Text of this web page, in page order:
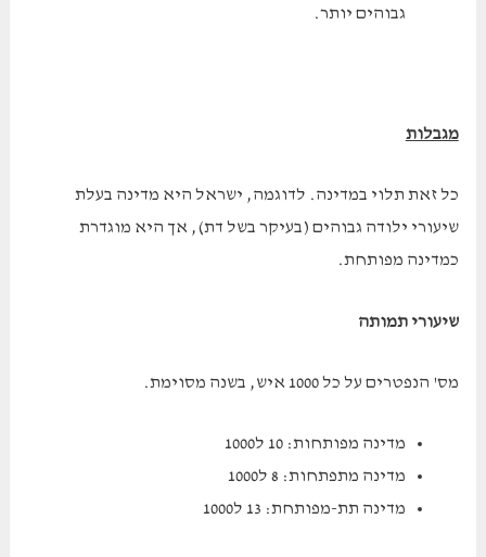
גבוהים יותר.
מגבלות
כל זאת תלוי במדינה. לדוגמה, ישראל היא מדינה בעלת
שיעורי ילודה גבוהים (בעיקר בשל דת), אך היא מוגדרת
כמדינה מפותחת.
שיעורי תמותה
מס' הנפטרים על כל 1000 איש, בשנה מסוימת.
מדינה מפותחות: 10 ל1000
מדינה מתפתחות: 8 ל1000
מדינה תת-מפותחת: 13 ל1000